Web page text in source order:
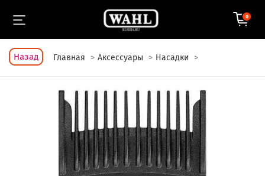
0
Назад Главная Аксессуары Насадки